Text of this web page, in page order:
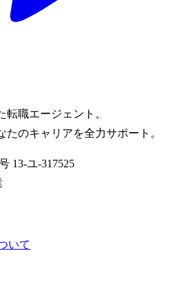
転職エージェント。
のキャリアを全力サポート。
13-ユ-317525
いて